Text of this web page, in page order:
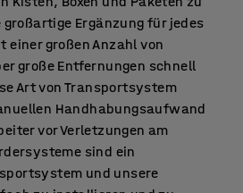
Ergänzung für jedes
einer großen Anzahl von
große Entfernungen schnell
Art von Transportsystem
Handhabungsaufwand
vor Verletzungen am
sind ein
und unsere